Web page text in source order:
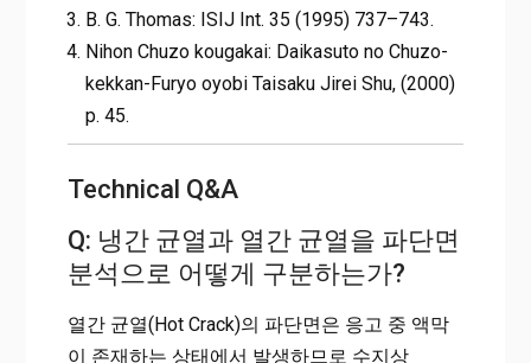
B. G. Thomas: ISIJ Int. 35 (1995) 737–743.
Nihon Chuzo kougakai: Daikasuto no Chuzo-
kekkan-Furyo oyobi Taisaku Jirei Shu, (2000)
p. 45.
Technical Q&A
Q: 냉간 균열과 열간 균열을 파단면
분석으로 어떻게 구분하는가?
열간 균열(Hot Crack)의 파단면은 응고 중 액막
이 존재하는 상태에서 발생하므로 수지상